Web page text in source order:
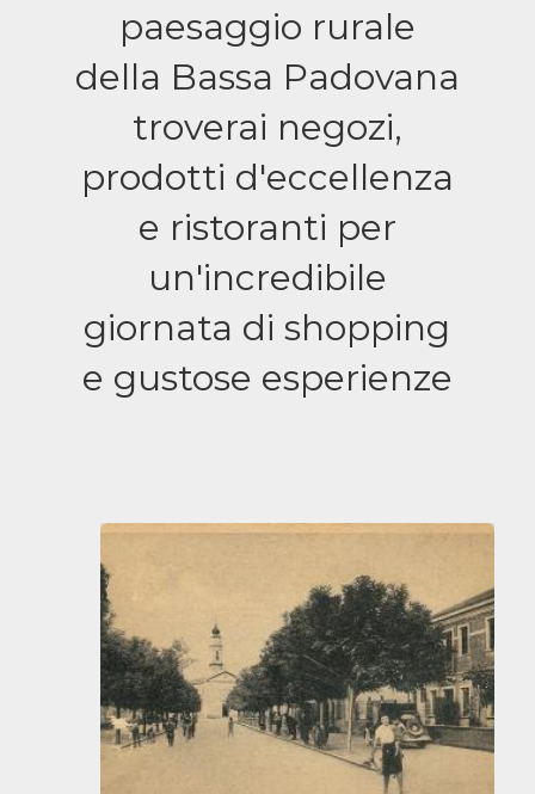
paesaggio rurale
della Bassa Padovana
troverai negozi,
prodotti d'eccellenza
e ristoranti per
un'incredibile
giornata di shopping
e gustose esperienze